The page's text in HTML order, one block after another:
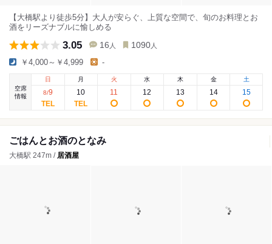
【大橋駅より徒歩5分】大人が安らぐ、上質な空間で、旬のお料理とお
酒をリーズナブルに愉しめる
3.05 16 人 1090 人
￥4,000～￥4,999 -
空席
情報
日
8/9
月
10
火
11
水
12
木
13
金
14
土
15
ごはんとお酒のとなみ
大橋駅 247m / 居酒屋